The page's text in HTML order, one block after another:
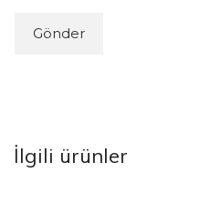
İlgili ürünler